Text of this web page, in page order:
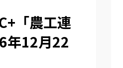
「農工連
年12月22